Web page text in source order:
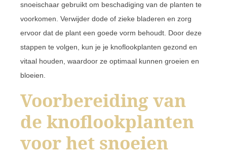
snoeischaar gebruikt om beschadiging van de planten te
voorkomen. Verwijder dode of zieke bladeren en zorg
ervoor dat de plant een goede vorm behoudt. Door deze
stappen te volgen, kun je je knoflookplanten gezond en
vitaal houden, waardoor ze optimaal kunnen groeien en
bloeien.
Voorbereiding van
de knoflookplanten
voor het snoeien